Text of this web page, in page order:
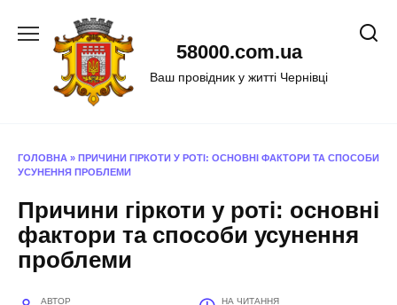
58000.com.ua
Ваш провідник у житті Чернівці
ГОЛОВНА » ПРИЧИНИ ГІРКОТИ У РОТІ: ОСНОВНІ ФАКТОРИ ТА СПОСОБИ
УСУНЕННЯ ПРОБЛЕМИ
Причини гіркоти у роті: основні
фактори та способи усунення
проблеми
АВТОР НА ЧИТАННЯ